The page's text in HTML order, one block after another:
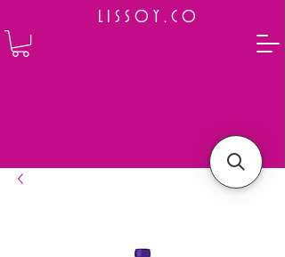
L I S S O Y . C O